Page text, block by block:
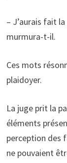
– J’aurais fait
murmura-t-il.
Ces mots
plaidoyer.
La juge prit la
éléments
perception des
ne pouvaient